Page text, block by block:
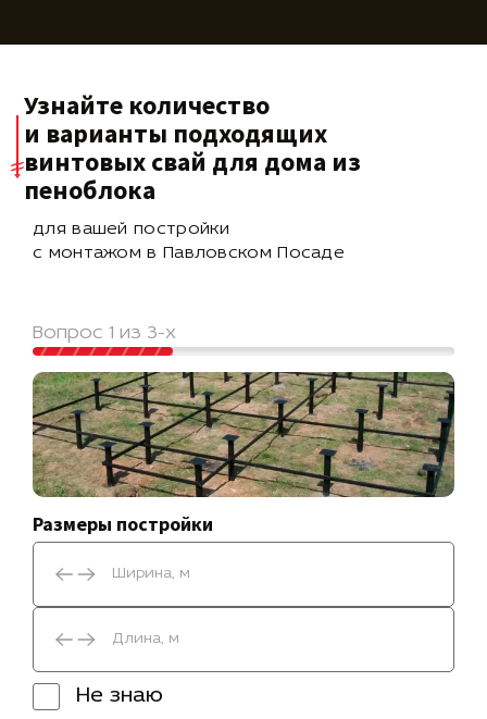
Узнайте количество
и варианты подходящих
винтовых свай для дома из
пеноблока
для вашей постройки
с монтажом в Павловском Посаде
Вопрос 1 из 3-х
Размеры постройки
Не знаю